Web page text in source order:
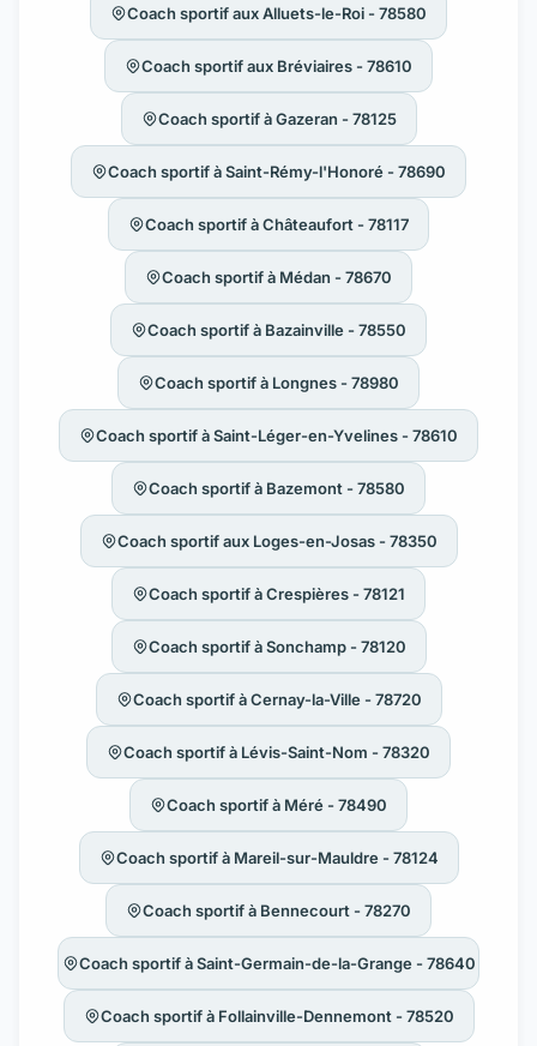
Coach sportif aux Alluets-le-Roi - 78580
Coach sportif aux Bréviaires - 78610
Coach sportif à Gazeran - 78125
Coach sportif à Saint-Rémy-l'Honoré - 78690
Coach sportif à Châteaufort - 78117
Coach sportif à Médan - 78670
Coach sportif à Bazainville - 78550
Coach sportif à Longnes - 78980
Coach sportif à Saint-Léger-en-Yvelines - 78610
Coach sportif à Bazemont - 78580
Coach sportif aux Loges-en-Josas - 78350
Coach sportif à Crespières - 78121
Coach sportif à Sonchamp - 78120
Coach sportif à Cernay-la-Ville - 78720
Coach sportif à Lévis-Saint-Nom - 78320
Coach sportif à Méré - 78490
Coach sportif à Mareil-sur-Mauldre - 78124
Coach sportif à Bennecourt - 78270
Coach sportif à Saint-Germain-de-la-Grange - 78640
Coach sportif à Follainville-Dennemont - 78520